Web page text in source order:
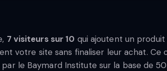
7 visiteurs sur 10 qui ajoutent un produit
votre site sans finaliser leur achat. Ce
le Baymard Institute sur la base de